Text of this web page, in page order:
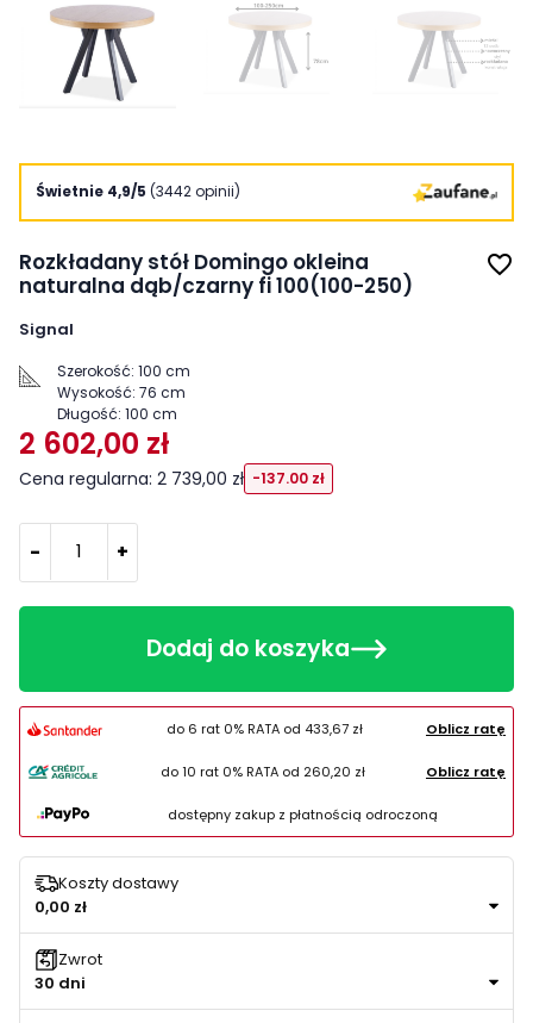
Świetnie 4,9/5 (3442 opinii)
Rozkładany stół Domingo okleina
naturalna dąb/czarny fi 100(100-250)
favorite_border
Signal
Szerokość: 100 cm
Wysokość: 76 cm
Długość: 100 cm
2 602,00 zł
Cena regularna: 2 739,00 zł -137.00 zł
- +
Dodaj do koszyka
do 6 rat 0% RATA od 433,67 zł Oblicz ratę
do 10 rat 0% RATA od 260,20 zł Oblicz ratę
dostępny zakup z płatnością odroczoną
Koszty dostawy
0,00 zł
Zwrot
30 dni